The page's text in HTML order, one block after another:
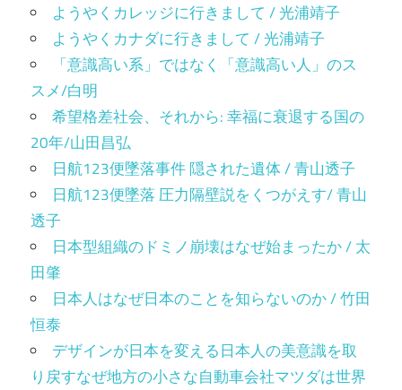
ようやくカレッジに行きまして / 光浦靖子
ようやくカナダに行きまして / 光浦靖子
「意識高い系」ではなく「意識高い人」のス
スメ/白明
希望格差社会、それから: 幸福に衰退する国の
20年/山田昌弘
日航123便墜落事件 隠された遺体 / 青山透子
日航123便墜落 圧力隔壁説をくつがえす/ 青山
透子
日本型組織のドミノ崩壊はなぜ始まったか / 太
田肇
日本人はなぜ日本のことを知らないのか / 竹田
恒泰
デザインが日本を変える日本人の美意識を取
り戻すなぜ地方の小さな自動車会社マツダは世界